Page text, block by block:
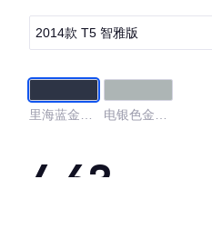
2014款 T5 智雅版
里海蓝金属
电银色金属
4.63